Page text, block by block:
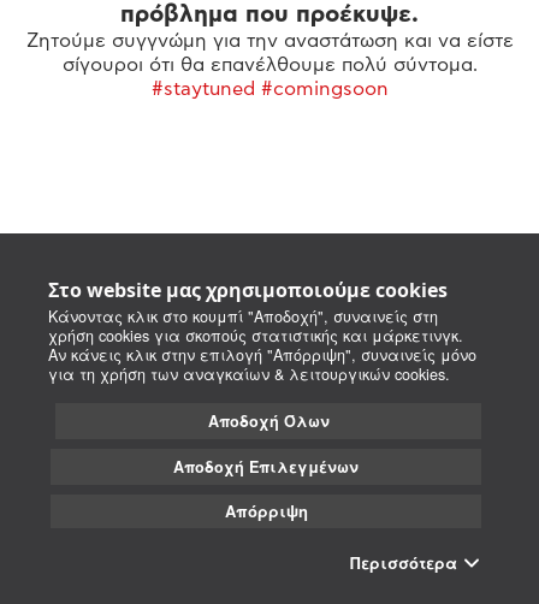
Στο website μας χρησιμοποιούμε cookies
Κάνοντας κλικ στο κουμπί "Αποδοχή", συναινείς στη
χρήση cookies για σκοπούς στατιστικής και μάρκετινγκ.
Αν κάνεις κλικ στην επιλογή "Απόρριψη", συναινείς μόνο
για τη χρήση των αναγκαίων & λειτουργικών cookies.
Αποδοχή Όλων
Αποδοχή Επιλεγμένων
Απόρριψη
Περισσότερα
πρόβλημα που προέκυψε.
Ζητούμε συγγνώμη για την αναστάτωση και να είστε
σίγουροι ότι θα επανέλθουμε πολύ σύντομα.
#staytuned #comingsoon